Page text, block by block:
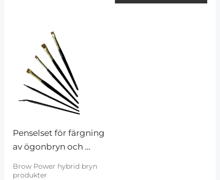
Penselset för färgning
av ögonbryn och
Brow Power hybrid bryn
produkter